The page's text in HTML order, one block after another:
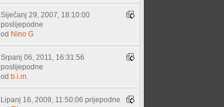
Siječanj 29, 2007, 18:10:00
poslijepodne
od Nino G
Srpanj 06, 2011, 16:31:56
poslijepodne
odb.i.m.
Lipanj 16, 2009, 11:50:06 prijepodne